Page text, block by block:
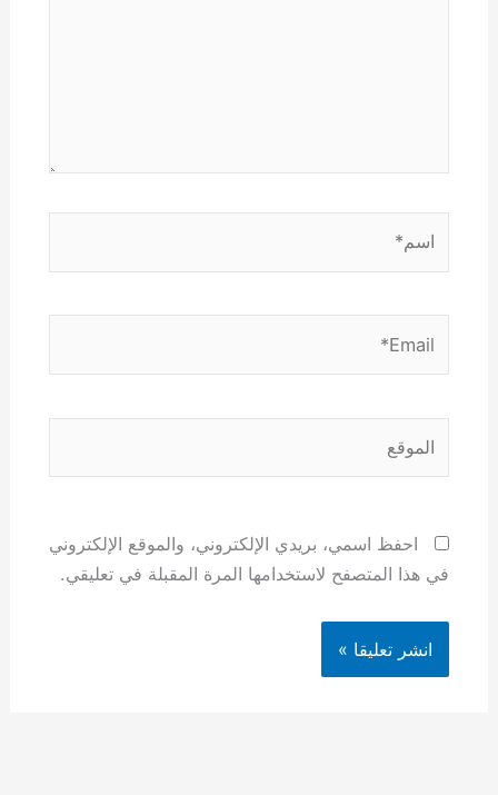
احفظ اسمي، بريدي الإلكتروني، والموقع الإلكتروني
في هذا المتصفح لاستخدامها المرة المقبلة في تعليقي.